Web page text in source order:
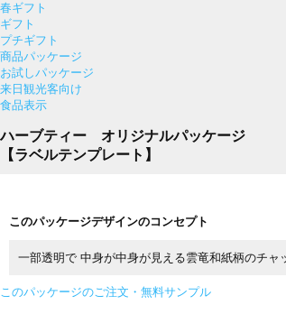
春ギフト
ギフト
プチギフト
商品パッケージ
お試しパッケージ
来日観光客向け
食品表示
ハーブティー オリジナルパッケージ
【ラベルテンプレート】
このパッケージデザインのコンセプト
一部透明で 中身が中身が見える雲竜和紙柄のチャ
このパッケージのご注文・無料サンプル